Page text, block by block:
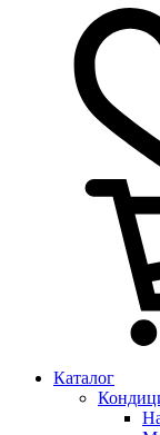
Каталог